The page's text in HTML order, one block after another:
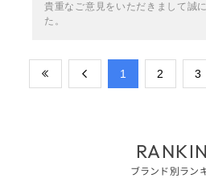
貴重なご意見をいただきまして誠
た。
​1 ​2 ​3
ブランド別ラン